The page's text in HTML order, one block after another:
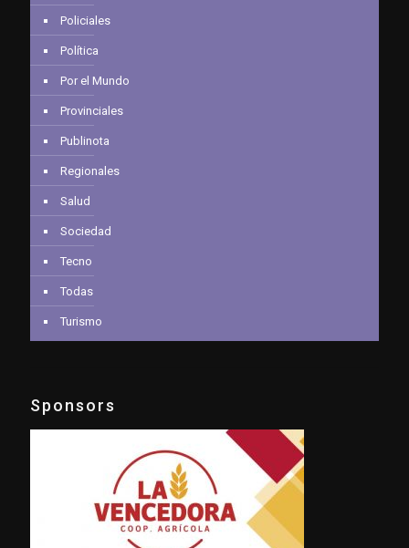
Policiales
Política
Por el Mundo
Provinciales
Publinota
Regionales
Salud
Sociedad
Tecno
Todas
Turismo
Sponsors